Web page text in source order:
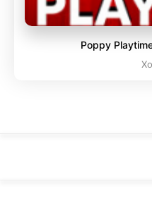
Poppy